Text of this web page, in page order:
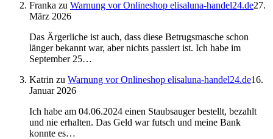
Franka zu Warnung vor Onlineshop elisaluna-handel24.de27.
März 2026
Das Ärgerliche ist auch, dass diese Betrugsmasche schon
länger bekannt war, aber nichts passiert ist. Ich habe im
September 25…
Katrin zu Warnung vor Onlineshop elisaluna-handel24.de16.
Januar 2026
Ich habe am 04.06.2024 einen Staubsauger bestellt, bezahlt
und nie erhalten. Das Geld war futsch und meine Bank
konnte es…